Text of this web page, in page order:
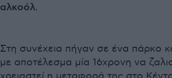
αλκοόλ.
Στη συνέχεια πήγαν σε ένα πάρκο
με αποτέλεσμα μία 16χρονη να